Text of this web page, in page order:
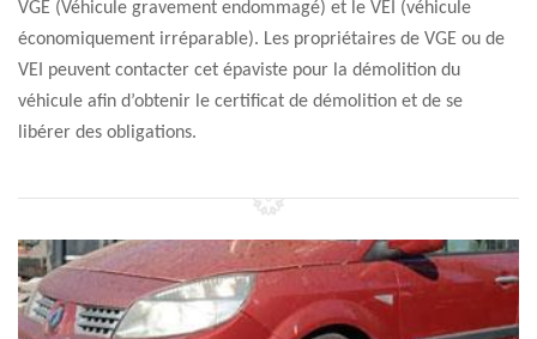
VGE (Véhicule gravement endommagé) et le VEI (véhicule
économiquement irréparable). Les propriétaires de VGE ou de
VEI peuvent contacter cet épaviste pour la démolition du
véhicule afin d’obtenir le certificat de démolition et de se
libérer des obligations.